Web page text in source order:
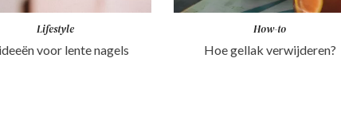
Lifestyle
voor lente nagels
How-to
Hoe gellak verwijderen?